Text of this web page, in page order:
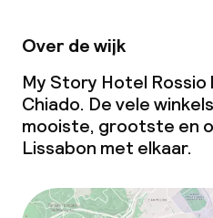
Over de wijk
My Story Hotel Rossio
Chiado. De vele
mooiste, grootste en
Lissabon met elkaar.